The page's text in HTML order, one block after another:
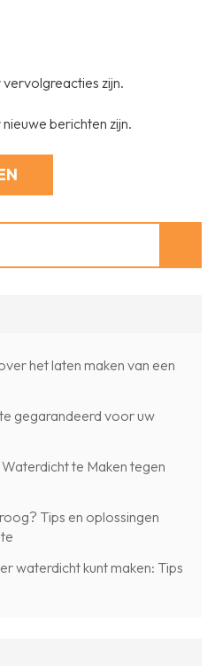
vervolgreacties zijn.
berichten zijn.
het laten maken van een
gegarandeerd voor uw
te Maken tegen
Tips en oplossingen
waterdicht kunt maken: Tips